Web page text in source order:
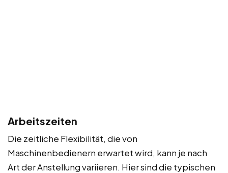
Arbeitszeiten
Die zeitliche Flexibilität, die von
Maschinenbedienern erwartet wird, kann je nach
Art der Anstellung variieren. Hier sind die typischen